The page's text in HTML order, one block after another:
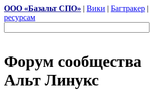
ООО «Базальт СПО» | Вики | Багтракер |
ресурсам
Форум сообщества
Альт Линукс